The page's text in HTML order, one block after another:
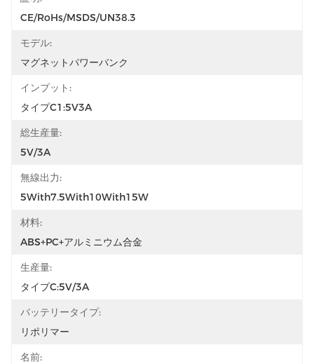
CE/RoHs/MSDS/UN38.3
モデル:
マグネットパワーバンク
インプット:
タイプC1:5V3A
総生産量:
5V/3A
無線出力:
5With7.5With10With15W
材料:
ABS+PC+アルミニウム合金
生産量:
タイプC:5V/3A
バッテリータイプ:
リポリマー
名前: